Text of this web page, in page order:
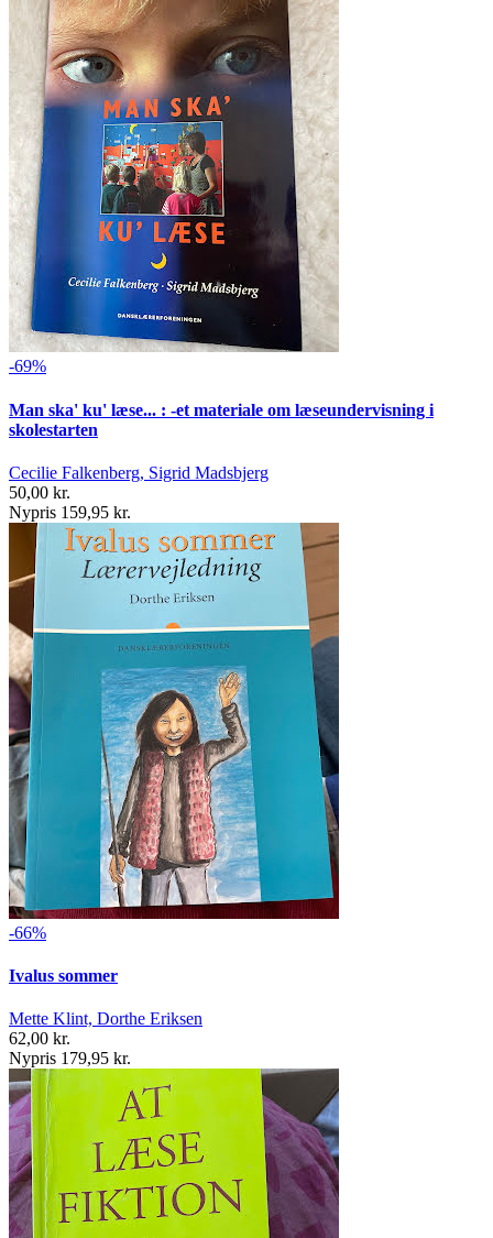
-69%
Man ska' ku' læse... : -et materiale om læseundervisning i
skolestarten
Cecilie Falkenberg, Sigrid Madsbjerg
50,00 kr.
Nypris 159,95 kr.
-66%
Ivalus sommer
Mette Klint, Dorthe Eriksen
62,00 kr.
Nypris 179,95 kr.